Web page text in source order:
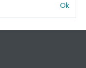
Ok